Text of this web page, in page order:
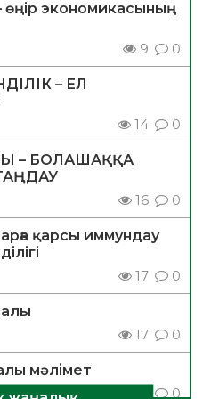
экономикасының
9 0
– ЕЛ
14 0
– БОЛАШАҚҚА
16 0
қарсы иммундау
17 0
17 0
мәлімет
0